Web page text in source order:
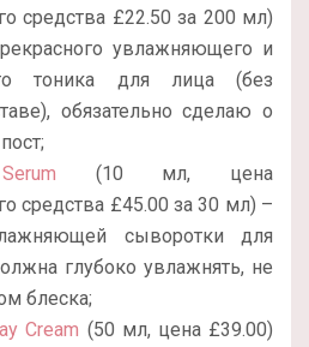
средства £22.50 за 200 мл)
увлажняющего и
тоника для лица (без
обязательно сделаю о
(10 мл, цена
средства £45.00 за 30 мл) –
сыворотки для
глубоко увлажнять, не
блеска;
Cream (50 мл, цена £39.00)